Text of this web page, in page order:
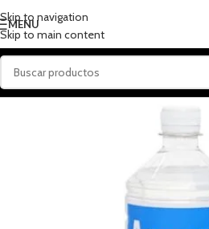
Skip to navigation
Skip to main content
MENU